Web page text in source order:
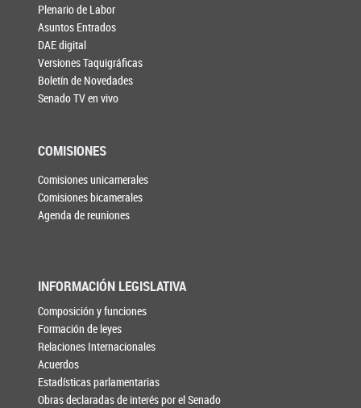
Plenario de Labor
Asuntos Entrados
DAE digital
Versiones Taquigráficas
Boletín de Novedades
Senado TV en vivo
COMISIONES
Comisiones unicamerales
Comisiones bicamerales
Agenda de reuniones
INFORMACIÓN LEGISLATIVA
Composición y funciones
Formación de leyes
Relaciones Internacionales
Acuerdos
Estadísticas parlamentarias
Obras declaradas de interés por el Senado